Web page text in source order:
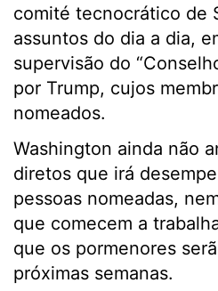
comité tecnocrático de
assuntos do dia a dia,
supervisão do
por Trump, cujos
nomeados.
Washington ainda não
diretos que irá
pessoas nomeadas,
que comecem a
que os pormenores
próximas semanas.